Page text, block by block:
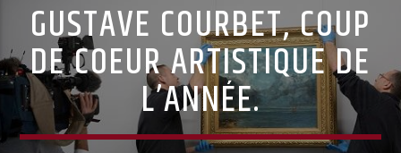
GUSTAVE COURBET, COUP
DE COEUR ARTISTIQUE DE
L’ANNÉE.